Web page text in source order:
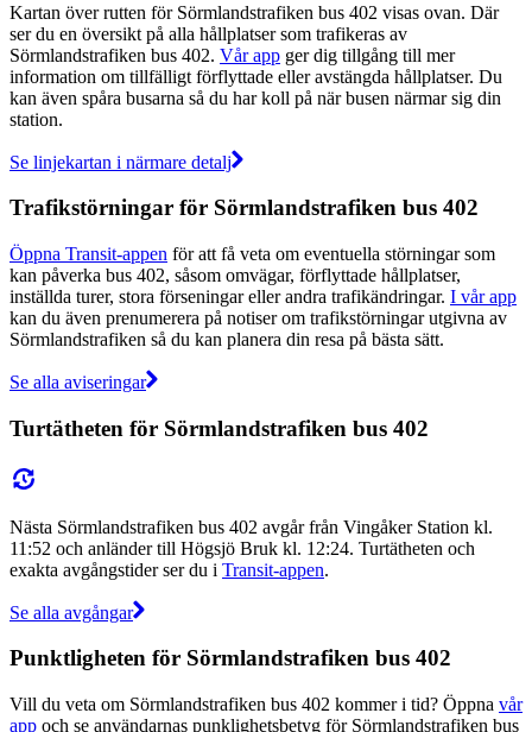
Kartan över rutten för Sörmlandstrafiken bus 402 visas ovan. Där
ser du en översikt på alla hållplatser som trafikeras av
Sörmlandstrafiken bus 402. Vår app ger dig tillgång till mer
information om tillfälligt förflyttade eller avstängda hållplatser. Du
kan även spåra busarna så du har koll på när busen närmar sig din
station.
Se linjekartan i närmare detalj
Trafikstörningar för Sörmlandstrafiken bus 402
Öppna Transit-appen för att få veta om eventuella störningar som
kan påverka bus 402, såsom omvägar, förflyttade hållplatser,
inställda turer, stora förseningar eller andra trafikändringar. I vår app
kan du även prenumerera på notiser om trafikstörningar utgivna av
Sörmlandstrafiken så du kan planera din resa på bästa sätt.
Se alla aviseringar
Turtätheten för Sörmlandstrafiken bus 402
Nästa Sörmlandstrafiken bus 402 avgår från Vingåker Station kl.
11:52 och anländer till Högsjö Bruk kl. 12:24. Turtätheten och
exakta avgångstider ser du i Transit-appen.
Se alla avgångar
Punktligheten för Sörmlandstrafiken bus 402
Vill du veta om Sörmlandstrafiken bus 402 kommer i tid? Öppna vår
app och se användarnas punklighetsbetyg för Sörmlandstrafiken bus